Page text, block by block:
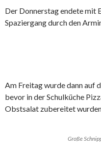
Der Donnerstag endete mit
Spaziergang durch den
Am Freitag wurde dann auf
bevor in der Schulküche
Obstsalat zubereitet
Große